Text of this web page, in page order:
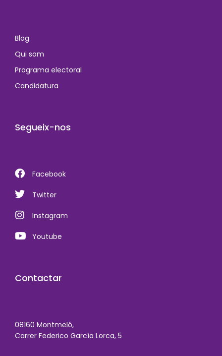
Blog
Qui som
Programa electoral
Candidatura
Segueix-nos
Facebook
Twitter
Instagram
Youtube
Contactar
08160 Montmeló,
Carrer Federico García Lorca, 5